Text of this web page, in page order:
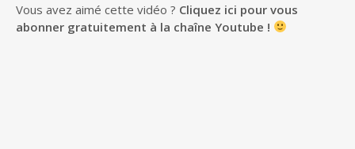
Vous avez aimé cette vidéo ? Cliquez ici pour vous
abonner gratuitement à la chaîne Youtube !